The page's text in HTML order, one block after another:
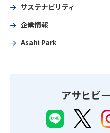
サステナビリティ
企業情報
Asahi Park
アサヒビ